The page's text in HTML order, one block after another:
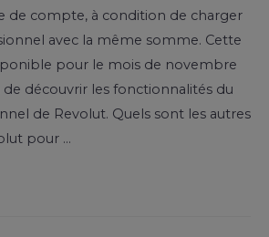
de compte, à condition de charger
avec la même somme. Cette
pour le mois de novembre
découvrir les fonctionnalités du
de Revolut. Quels sont les autres
pour …